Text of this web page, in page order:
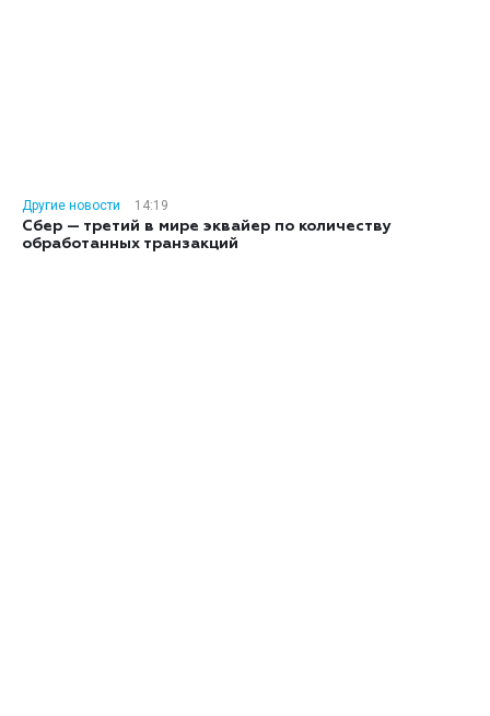
Другие новости
14:19
Сбер — третий в мире эквайер по количеству
обработанных транзакций